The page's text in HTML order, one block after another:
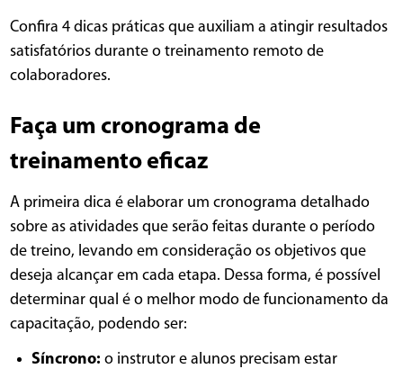
Confira 4 dicas práticas que auxiliam a atingir resultados
satisfatórios durante o treinamento remoto de
colaboradores.
Faça um cronograma de
treinamento eficaz
A primeira dica é elaborar um cronograma detalhado
sobre as atividades que serão feitas durante o período
de treino, levando em consideração os objetivos que
deseja alcançar em cada etapa. Dessa forma, é possível
determinar qual é o melhor modo de funcionamento da
capacitação, podendo ser:
Síncrono: o instrutor e alunos precisam estar